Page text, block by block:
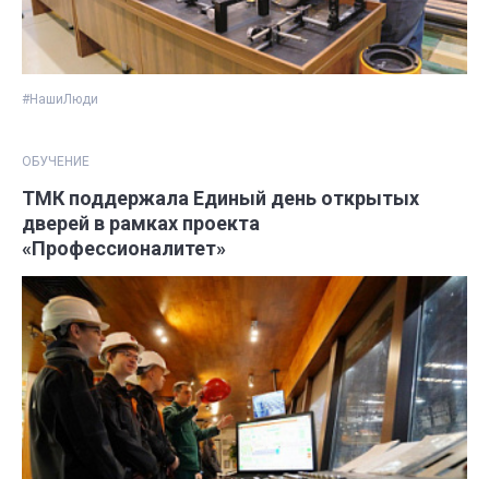
#НашиЛюди
ОБУЧЕНИЕ
ТМК поддержала Единый день открытых
дверей в рамках проекта
«Профессионалитет»